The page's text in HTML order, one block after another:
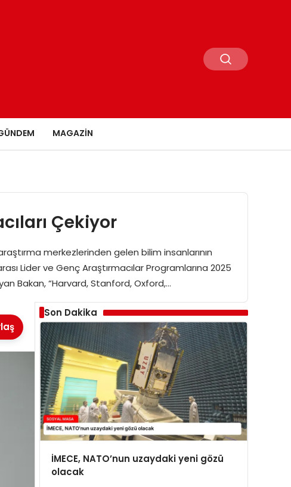
MAGAZIN
Çekiyor
merkezlerinden gelen bilim insanlarının
Lider ve Genç Araştırmacılar Programlarına 2025
Bakan, “Harvard, Stanford, Oxford,…
Son Dakika
İMECE, NATO’nun uzaydaki yeni gözü
olacak